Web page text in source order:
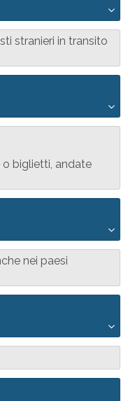
stranieri in transito
biglietti, andate
nei paesi